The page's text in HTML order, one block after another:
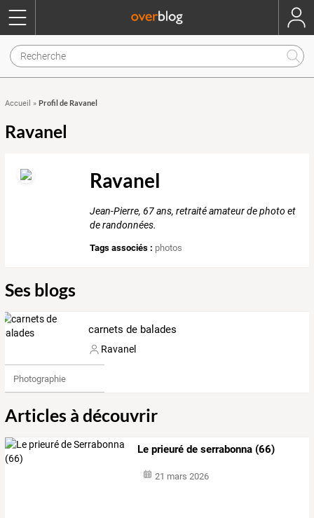
Accueil » Profil de Ravanel
Ravanel
Ravanel
Jean-Pierre, 67 ans, retraité amateur de photo et
de randonnées.
Tags associés : photos
Ses blogs
carnets de balades
Ravanel
Photographie
Articles à découvrir
Le prieuré de serrabonna (66)
21 mars 2026